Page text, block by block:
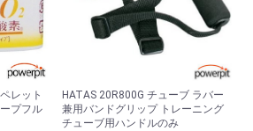
レット
プフル
HATAS 20R800G チューブ ラバー
兼用バンドグリップ トレーニング
チューブ用ハンドルのみ
お気に入り